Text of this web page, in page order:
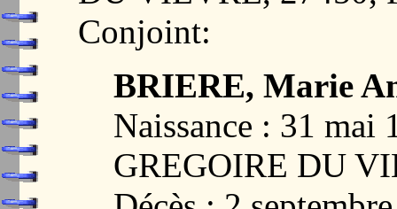
Conjoint:
BRIERE, Marie
Naissance : 31 mai
GREGOIRE DU